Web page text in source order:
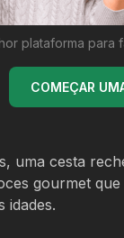
plataforma para
COMEÇAR
uma cesta
gourmet
idades.